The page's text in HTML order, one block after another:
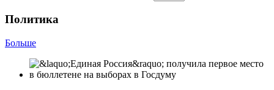
Политика
Больше